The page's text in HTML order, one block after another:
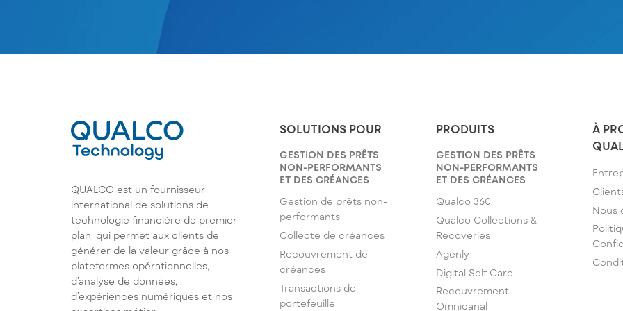
QUALCO est un fournisseur
international de solutions de
technologie financière de premier
plan, qui permet aux clients de
générer de la valeur grâce à nos
plateformes opérationnelles,
d’analyse de données,
d’expériences numériques et nos
SOLUTIONS POUR
GESTION DES PRÊTS
NON-PERFORMANTS
ET DES CRÉANCES
Gestion de prêts non-
performants
Collecte de créances
Recouvrement de
créances
Transactions de
portefeuille
PRODUITS
GESTION DES PRÊTS
NON-PERFORMANTS
ET DES CRÉANCES
Qualco 360
Qualco Collections &
Recoveries
Agenly
Digital Self Care
Recouvrement
Omnicanal
À
Nous